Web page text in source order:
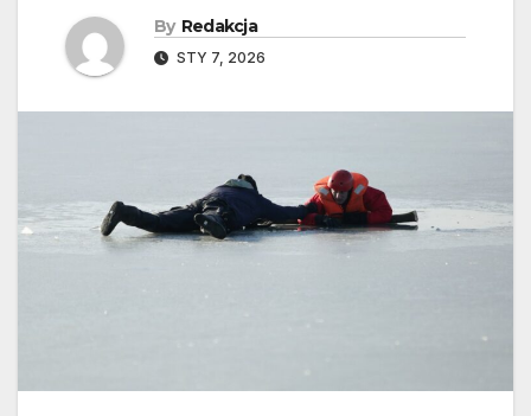
By Redakcja
STY 7, 2026